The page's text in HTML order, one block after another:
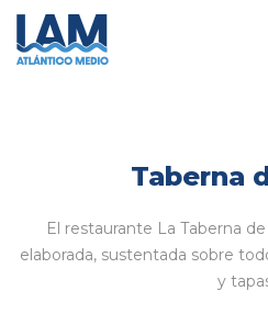
Taberna
El restaurante La Taberna
elaborada, sustentada sobre
y